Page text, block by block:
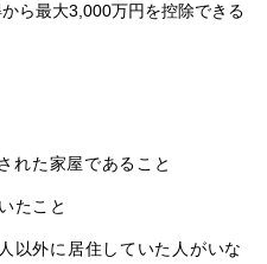
ら最大3,000万円を控除できる
れた家屋であること
たこと
以外に居住していた人がいな